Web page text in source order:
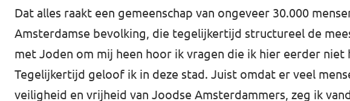
Dat alles raakt een gemeenschap van ongeveer 30.000
Amsterdamse bevolking, die tegelijkertijd structureel de
met Joden om mij heen hoor ik vragen die ik hier eerder
Tegelijkertijd geloof ik in deze stad. Juist omdat er veel
veiligheid en vrijheid van Joodse Amsterdammers, zeg ik